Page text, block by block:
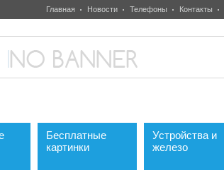
Главная Новости Телефоны Контакты
Бесплатные
картинки
Устройства и
железо